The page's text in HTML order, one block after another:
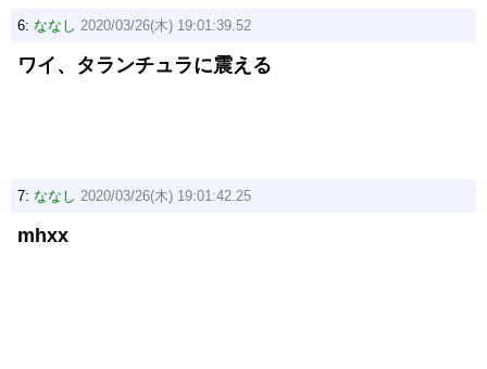
6: ななし 2020/03/26(木) 19:01:39.52
ワイ、タランチュラに震える
7: ななし 2020/03/26(木) 19:01:42.25
mhxx